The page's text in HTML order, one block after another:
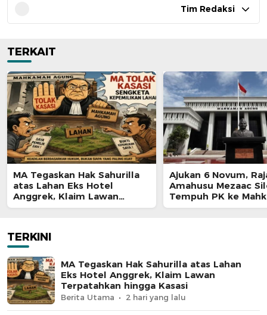
Tim Redaksi
TERKAIT
MA Tegaskan Hak Sahurilla
atas Lahan Eks Hotel
Anggrek, Klaim Lawan
Terpatahkan hingga Kasasi
Ajukan 6 Novum,
Amahusu Mezaac
Tempuh PK ke
Agung
TERKINI
MA Tegaskan Hak Sahurilla atas Lahan
Eks Hotel Anggrek, Klaim Lawan
Terpatahkan hingga Kasasi
Berita Utama 2 hari yang lalu